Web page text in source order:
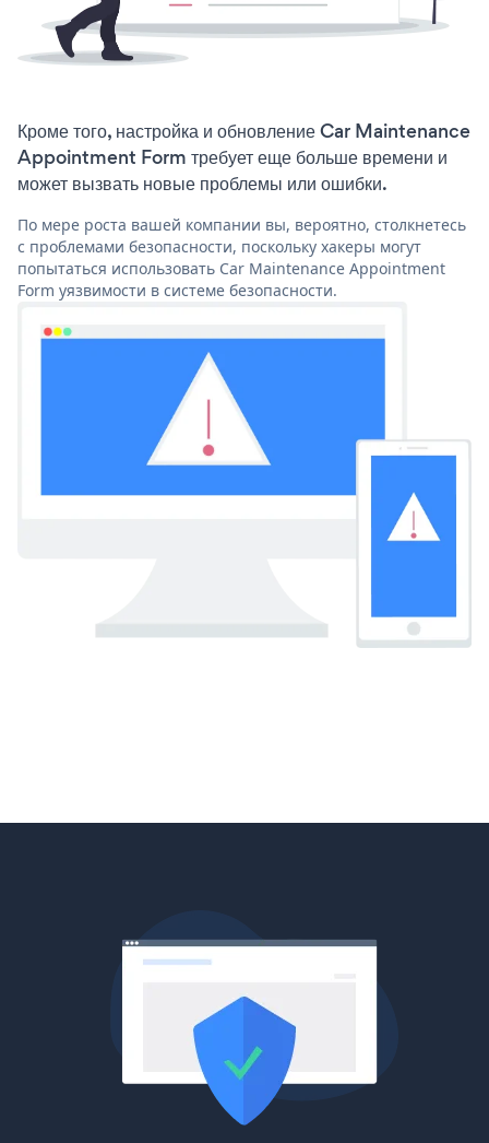
Кроме того, настройка и обновление Car Maintenance
Appointment Form требует еще больше времени и
может вызвать новые проблемы или ошибки.
По мере роста вашей компании вы, вероятно, столкнетесь
с проблемами безопасности, поскольку хакеры могут
попытаться использовать Car Maintenance Appointment
Form уязвимости в системе безопасности.